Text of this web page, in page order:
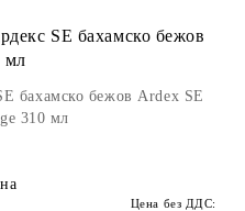
SE бахамско бежов
мл
бахамско бежов Ardex SE
310 мл
Цена без ДДС: